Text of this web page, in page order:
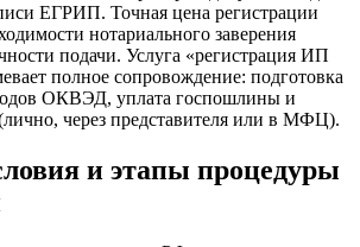
ЕГРИП. Точная цена регистрации
нотариального заверения
подачи. Услуга «регистрация ИП
полное сопровождение: подготовка
ОКВЭД, уплата госпошлины и
через представителя или в МФЦ).
и этапы процедуры